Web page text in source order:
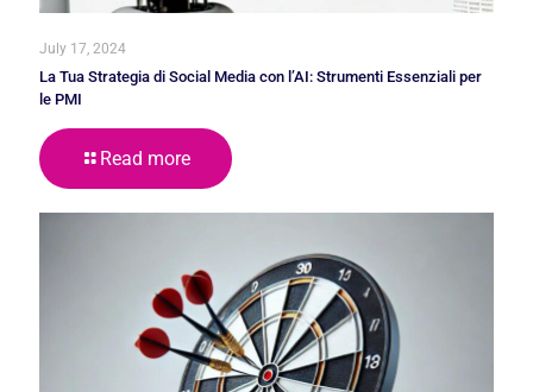
July 17, 2024
La Tua Strategia di Social Media con l’AI: Strumenti Essenziali per
le PMI
Read more